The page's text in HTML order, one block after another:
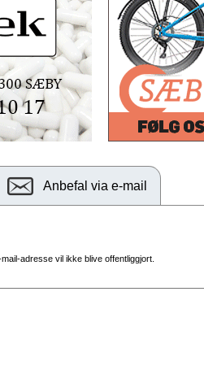
Anbefal via e-mail
adresse vil ikke blive offentliggjort.